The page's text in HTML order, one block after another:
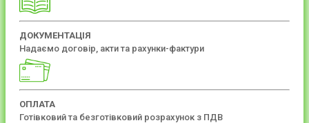
ДОКУМЕНТАЦІЯ
Надаємо договір, акти та рахунки-фактури
ОПЛАТА
Готівковий та безготівковий розрахунок з ПДВ